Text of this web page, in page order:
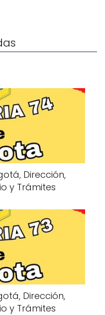
Dirección,
y Trámites
Dirección,
y Trámites